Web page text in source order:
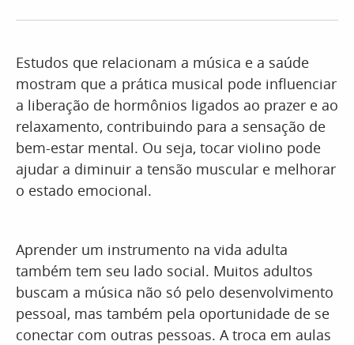
Estudos que relacionam a música e a saúde
mostram que a prática musical pode influenciar
a liberação de hormônios ligados ao prazer e ao
relaxamento, contribuindo para a sensação de
bem-estar mental. Ou seja, tocar violino pode
ajudar a diminuir a tensão muscular e melhorar
o estado emocional.
Aprender um instrumento na vida adulta
também tem seu lado social. Muitos adultos
buscam a música não só pelo desenvolvimento
pessoal, mas também pela oportunidade de se
conectar com outras pessoas. A troca em aulas